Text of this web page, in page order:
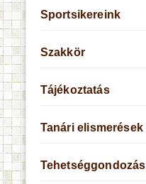
Sportsikereink
Szakkör
Tájékoztatás
Tanári elismerések
Tehetséggondozás